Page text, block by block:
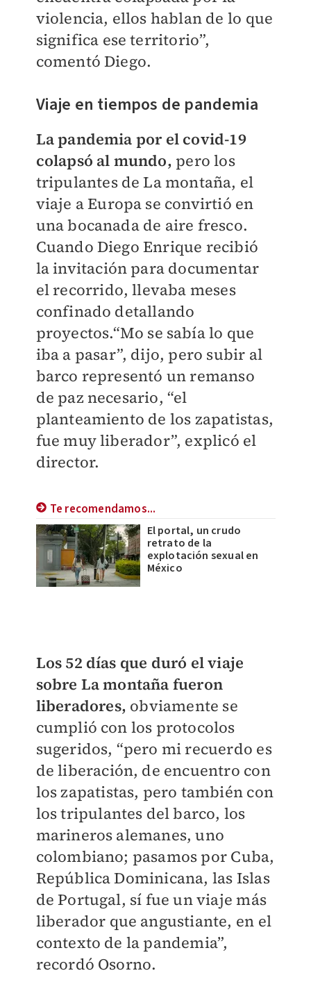
violencia, ellos hablan de lo que
significa ese territorio”,
comentó Diego.
Viaje en tiempos de pandemia
La pandemia por el covid-19
colapsó al mundo, pero los
tripulantes de La montaña, el
viaje a Europa se convirtió en
una bocanada de aire fresco.
Cuando Diego Enrique recibió
la invitación para documentar
el recorrido, llevaba meses
confinado detallando
proyectos.“Mo se sabía lo que
iba a pasar”, dijo, pero subir al
barco representó un remanso
de paz necesario, “el
planteamiento de los zapatistas,
fue muy liberador”, explicó el
director.
Te recomendamos...
El portal, un crudo
retrato de la
explotación sexual en
México
Los 52 días que duró el viaje
sobre La montaña fueron
liberadores, obviamente se
cumplió con los protocolos
sugeridos, “pero mi recuerdo es
de liberación, de encuentro con
los zapatistas, pero también con
los tripulantes del barco, los
marineros alemanes, uno
colombiano; pasamos por Cuba,
República Dominicana, las Islas
de Portugal, sí fue un viaje más
liberador que angustiante, en el
contexto de la pandemia”,
recordó Osorno.